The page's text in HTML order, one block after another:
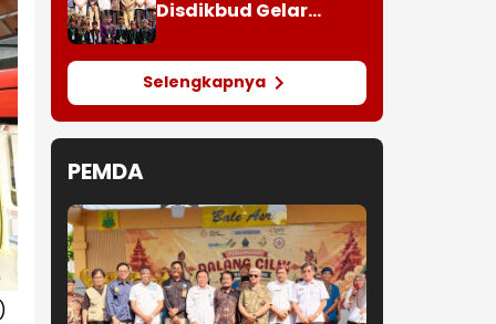
Disdikbud Gelar
Selengkapnya
PEMDA